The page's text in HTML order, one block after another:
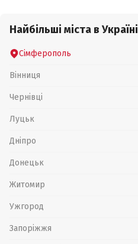
Найбільші міста в Україні
Сімферополь
Вінниця
Чернівці
Луцьк
Дніпро
Донецьк
Житомир
Ужгород
Запоріжжя